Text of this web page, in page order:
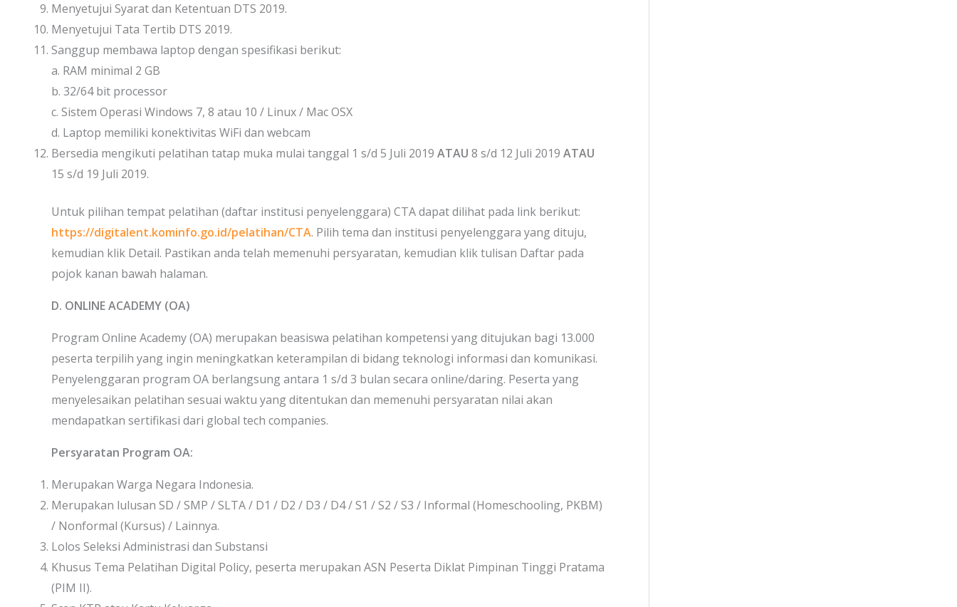
Menyetujui Syarat dan Ketentuan DTS 2019.
Menyetujui Tata Tertib DTS 2019.
Sanggup membawa laptop dengan spesifikasi berikut:
a. RAM minimal 2 GB
b. 32/64 bit processor
c. Sistem Operasi Windows 7, 8 atau 10 / Linux / Mac OSX
d. Laptop memiliki konektivitas WiFi dan webcam
Bersedia mengikuti pelatihan tatap muka mulai tanggal 1 s/d 5 Juli 2019 ATAU 8 s/d 12 Juli 2019 ATAU
15 s/d 19 Juli 2019.
Untuk pilihan tempat pelatihan (daftar institusi penyelenggara) CTA dapat dilihat pada link berikut:
https://digitalent.kominfo.go.id/pelatihan/CTA. Pilih tema dan institusi penyelenggara yang dituju,
kemudian klik Detail. Pastikan anda telah memenuhi persyaratan, kemudian klik tulisan Daftar pada
pojok kanan bawah halaman.
D. ONLINE ACADEMY (OA)
Program Online Academy (OA) merupakan beasiswa pelatihan kompetensi yang ditujukan bagi 13.000
peserta terpilih yang ingin meningkatkan keterampilan di bidang teknologi informasi dan komunikasi.
Penyelenggaran program OA berlangsung antara 1 s/d 3 bulan secara online/daring. Peserta yang
menyelesaikan pelatihan sesuai waktu yang ditentukan dan memenuhi persyaratan nilai akan
mendapatkan sertifikasi dari global tech companies.
Persyaratan Program OA:
Merupakan Warga Negara Indonesia.
Merupakan lulusan SD / SMP / SLTA / D1 / D2 / D3 / D4 / S1 / S2 / S3 / Informal (Homeschooling, PKBM)
/ Nonformal (Kursus) / Lainnya.
Lolos Seleksi Administrasi dan Substansi
Khusus Tema Pelatihan Digital Policy, peserta merupakan ASN Peserta Diklat Pimpinan Tinggi Pratama
(PIM II).